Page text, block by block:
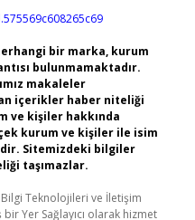
bir marka, kurum
bulunmamaktadır.
makaleler
içerikler haber niteliği
ve kişiler hakkında
kurum ve kişiler ile isim
Sitemizdeki bilgiler
taşımazlar.
Bilgi Teknolojileri ve İletişim
Yer Sağlayıcı olarak hizmet